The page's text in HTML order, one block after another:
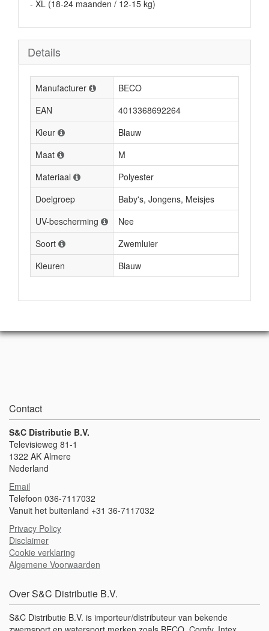
- XL (18-24 maanden / 12-15 kg)
Details
Manufacturer
BECO
EAN
4013368692264
Kleur
Blauw
Maat
M
Materiaal
Polyester
Doelgroep
Baby's, Jongens, Meisjes
UV-bescherming
Nee
Soort
Zwemluier
Kleuren
Blauw
Contact
S&C Distributie B.V.
Televisieweg 81-1
1322 AK Almere
Nederland
Email
Telefoon 036-7117032
Vanuit het buitenland +31 36-7117032
Privacy Policy
Disclaimer
Cookie verklaring
Algemene Voorwaarden
Over S&C Distributie B.V.
S&C Distributie B.V. is importeur/distributeur van bekende